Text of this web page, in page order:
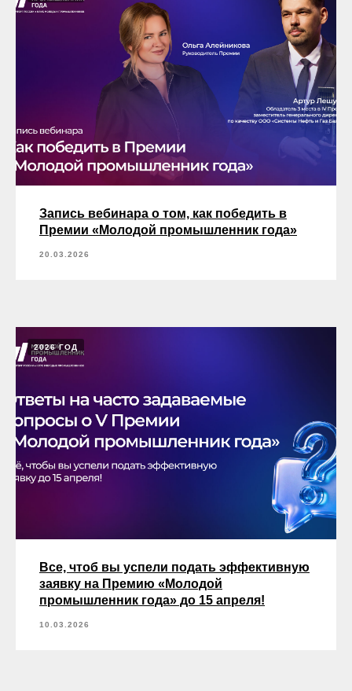
Запись вебинара о том, как победить в
Премии «Молодой промышленник года»
20.03.2026
2026 ГОД
Все, чтоб вы успели подать эффективную
заявку на Премию «Молодой
промышленник года» до 15 апреля!
10.03.2026